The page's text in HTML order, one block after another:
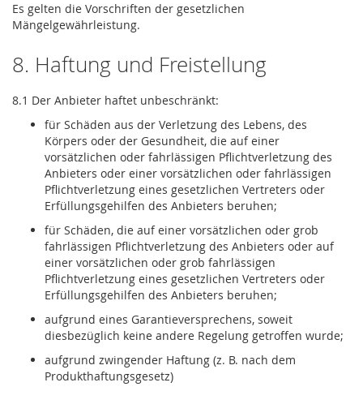
Es gelten die Vorschriften der gesetzlichen
Mängelgewährleistung.
8. Haftung und Freistellung
8.1 Der Anbieter haftet unbeschränkt:
für Schäden aus der Verletzung des Lebens, des
Körpers oder der Gesundheit, die auf einer
vorsätzlichen oder fahrlässigen Pflichtverletzung des
Anbieters oder einer vorsätzlichen oder fahrlässigen
Pflichtverletzung eines gesetzlichen Vertreters oder
Erfüllungsgehilfen des Anbieters beruhen;
für Schäden, die auf einer vorsätzlichen oder grob
fahrlässigen Pflichtverletzung des Anbieters oder auf
einer vorsätzlichen oder grob fahrlässigen
Pflichtverletzung eines gesetzlichen Vertreters oder
Erfüllungsgehilfen des Anbieters beruhen;
aufgrund eines Garantieversprechens, soweit
diesbezüglich keine andere Regelung getroffen wurde;
aufgrund zwingender Haftung (z. B. nach dem
Produkthaftungsgesetz)